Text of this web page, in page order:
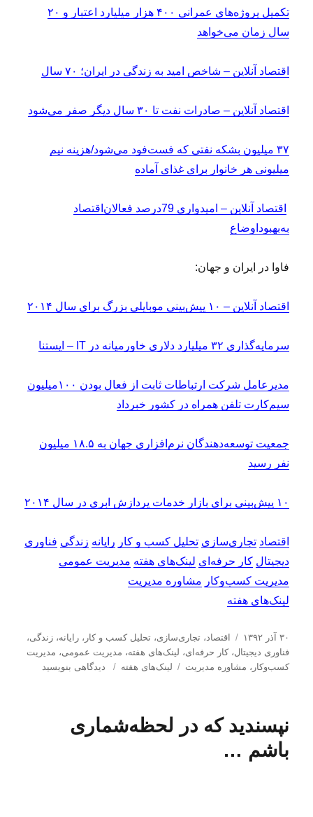
تکمیل پروژه‌های عمرانی ۴۰۰ هزار میلیارد اعتبار و ۲۰
سال زمان می‌خواهد
اقتصاد آنلاین – شاخص امید به زندگی در ایران؛ ۷۰ سال
اقتصاد آنلاین – صادرات نفت تا ۳۰ سال دیگر صفر می‌شود
۳۷ میلیون بشکه نفتی که فست‌فود می‌شود/هزینه نیم
میلیونی هر خانوار برای غذای آماده
اقتصاد آنلاین – امیدواری 79درصد فعالان‌اقتصاد
به‌بهبوداوضاع
فاوا در ایران و جهان:
اقتصاد آنلاین – ۱۰ پیش‌بینی موبایلی بزرگ برای سال ۲۰۱۴
سرمایه‌گذاری ۳۲ میلیارد دلاری خاورمیانه در IT – ایستنا
مدیرعامل شرکت ارتباطات ثابت از فعال بودن ۱۰۰میلیون
سیم‌کارت تلفن همراه در کشور خبرداد
جمعیت توسعه‏‌دهندگان نرم‏‌افزاری جهان به ۱۸.۵ میلیون
نفر رسید
۱۰ پیش‌بینی برای بازار خدمات پردازش ابری در سال ۲۰۱۴
اقتصاد تجاری‌سازی تحلیل کسب و کار رایانه زندگی فناوری
دیجیتال کار حرفه‌ای لینک‌های هفته مدیریت عمومی
مدیریت کسب‌و‌کار مشاوره مدیریت
لینک‌های هفته
ا
ر
س
د
د
۳۰ آذر ۱۳۹۲
د
س
ت
اقتصاد ،تجاری‌سازی،تحلیل كسب و كار ،رایانه،زندگی،
فناوری دیجیتال،کار حرفه‌ای، لینک‌های هفته، مدیریت عمومی، مدیریت
كسب‌و‌كار ، مشاوره مدیریت
ب
ب‌
لینک‌های هفته
ل
دیدگاهی بنویسید
نپسندید که در لحظه‌شماری
باشم …